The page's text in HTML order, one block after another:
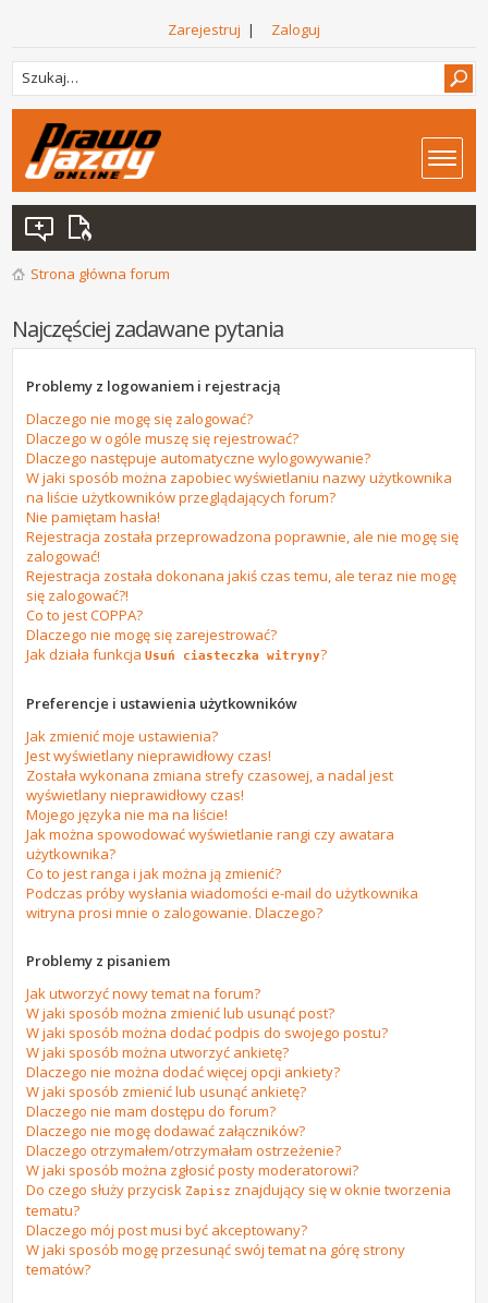
Zarejestruj | Zaloguj
Strona główna forum
Najczęściej zadawane pytania
Problemy z logowaniem i rejestracją
Dlaczego nie mogę się zalogować?
Dlaczego w ogóle muszę się rejestrować?
Dlaczego następuje automatyczne wylogowywanie?
W jaki sposób można zapobiec wyświetlaniu nazwy użytkownika
na liście użytkowników przeglądających forum?
Nie pamiętam hasła!
Rejestracja została przeprowadzona poprawnie, ale nie mogę się
zalogować!
Rejestracja została dokonana jakiś czas temu, ale teraz nie mogę
się zalogować?!
Co to jest COPPA?
Dlaczego nie mogę się zarejestrować?
Jak działa funkcjaUsuń ciasteczka witryny?
Preferencje i ustawienia użytkowników
Jak zmienić moje ustawienia?
Jest wyświetlany nieprawidłowy czas!
Została wykonana zmiana strefy czasowej, a nadal jest
wyświetlany nieprawidłowy czas!
Mojego języka nie ma na liście!
Jak można spowodować wyświetlanie rangi czy awatara
użytkownika?
Co to jest ranga i jak można ją zmienić?
Podczas próby wysłania wiadomości e-mail do użytkownika
witryna prosi mnie o zalogowanie. Dlaczego?
Problemy z pisaniem
Jak utworzyć nowy temat na forum?
W jaki sposób można zmienić lub usunąć post?
W jaki sposób można dodać podpis do swojego postu?
W jaki sposób można utworzyć ankietę?
Dlaczego nie można dodać więcej opcji ankiety?
W jaki sposób zmienić lub usunąć ankietę?
Dlaczego nie mam dostępu do forum?
Dlaczego nie mogę dodawać załączników?
Dlaczego otrzymałem/otrzymałam ostrzeżenie?
W jaki sposób można zgłosić posty moderatorowi?
Do czego służy przyciskZapisz znajdujący się w oknie tworzenia
tematu?
Dlaczego mój post musi być akceptowany?
W jaki sposób mogę przesunąć swój temat na górę strony
tematów?